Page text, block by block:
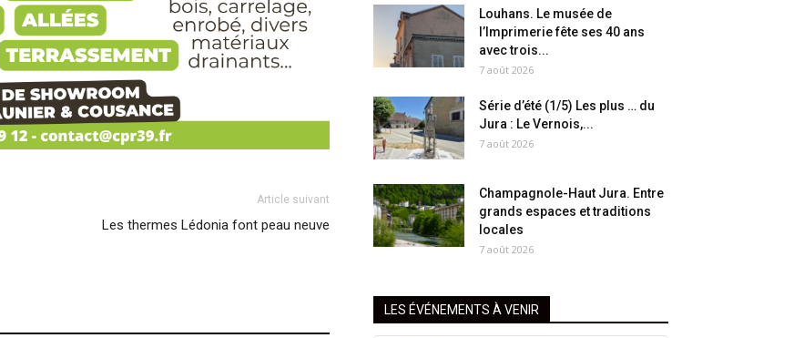
Article suivant
Les thermes Lédonia font peau neuve
Louhans. Le musée de
l’Imprimerie fête ses 40 ans
avec trois...
7 août 2026
Série d’été (1/5) Les plus … du
Jura : Le Vernois,...
7 août 2026
Champagnole-Haut Jura. Entre
grands espaces et traditions
locales
7 août 2026
LES ÉVÉNEMENTS À VENIR